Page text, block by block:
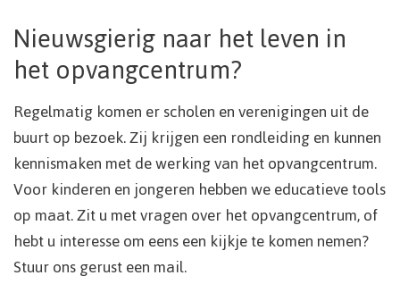
Nieuwsgierig naar het leven in
het opvangcentrum?
Regelmatig komen er scholen en verenigingen uit de
buurt op bezoek. Zij krijgen een rondleiding en kunnen
kennismaken met de werking van het opvangcentrum.
Voor kinderen en jongeren hebben we educatieve tools
op maat. Zit u met vragen over het opvangcentrum, of
hebt u interesse om eens een kijkje te komen nemen?
Stuur ons gerust een mail.